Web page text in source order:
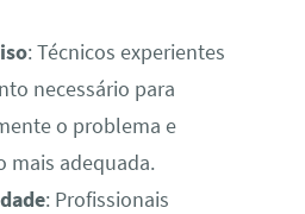
: Técnicos experientes
necessário para
o problema e
mais adequada.
: Profissionais